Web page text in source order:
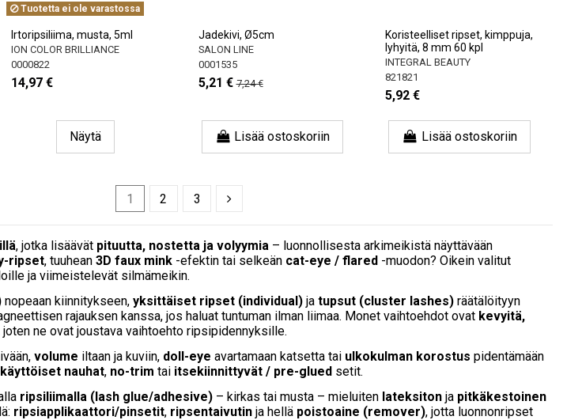
Tuotetta ei ole varastossa
Irtoripsiliima, musta, 5ml
ION COLOR BRILLIANCE
0000822
14,97 €
Näytä
Jadekivi, Ø5cm
SALON LINE
0001535
5,21 € 7,24 €
Lisää ostoskoriin
Koristeelliset ripset, kimppuja,
lyhyitä, 8 mm 60 kpl
INTEGRAL BEAUTY
821821
5,92 €
Lisää ostoskoriin
1 2 3
, jotka lisäävät pituutta, nostetta ja volyymia – luonnollisesta arkimeikistä näyttävään
ripset, tuuhean 3D faux mink -efektin tai selkeän cat-eye / flared -muodon? Oikein valitut
ja viimeistelevät silmämeikin.
nopeaan kiinnitykseen, yksittäiset ripset (individual) ja tupsut (cluster lashes) räätälöityyn
rajauksen kanssa, jos haluat tuntuman ilman liimaa. Monet vaihtoehdot ovat kevyitä,
joten ne ovat joustava vaihtoehto ripsipidennyksille.
volume iltaan ja kuviin, doll-eye avartamaan katsetta tai ulkokulman korostus pidentämään
nauhat, no-trim tai itsekiinnittyvät / pre-glued setit.
ripsiliimalla (lash glue/adhesive) – kirkas tai musta – mieluiten lateksiton ja pitkäkestoinen
ripsiapplikaattori/pinsetit, ripsentaivutin ja hellä poistoaine (remover), jotta luonnonripset